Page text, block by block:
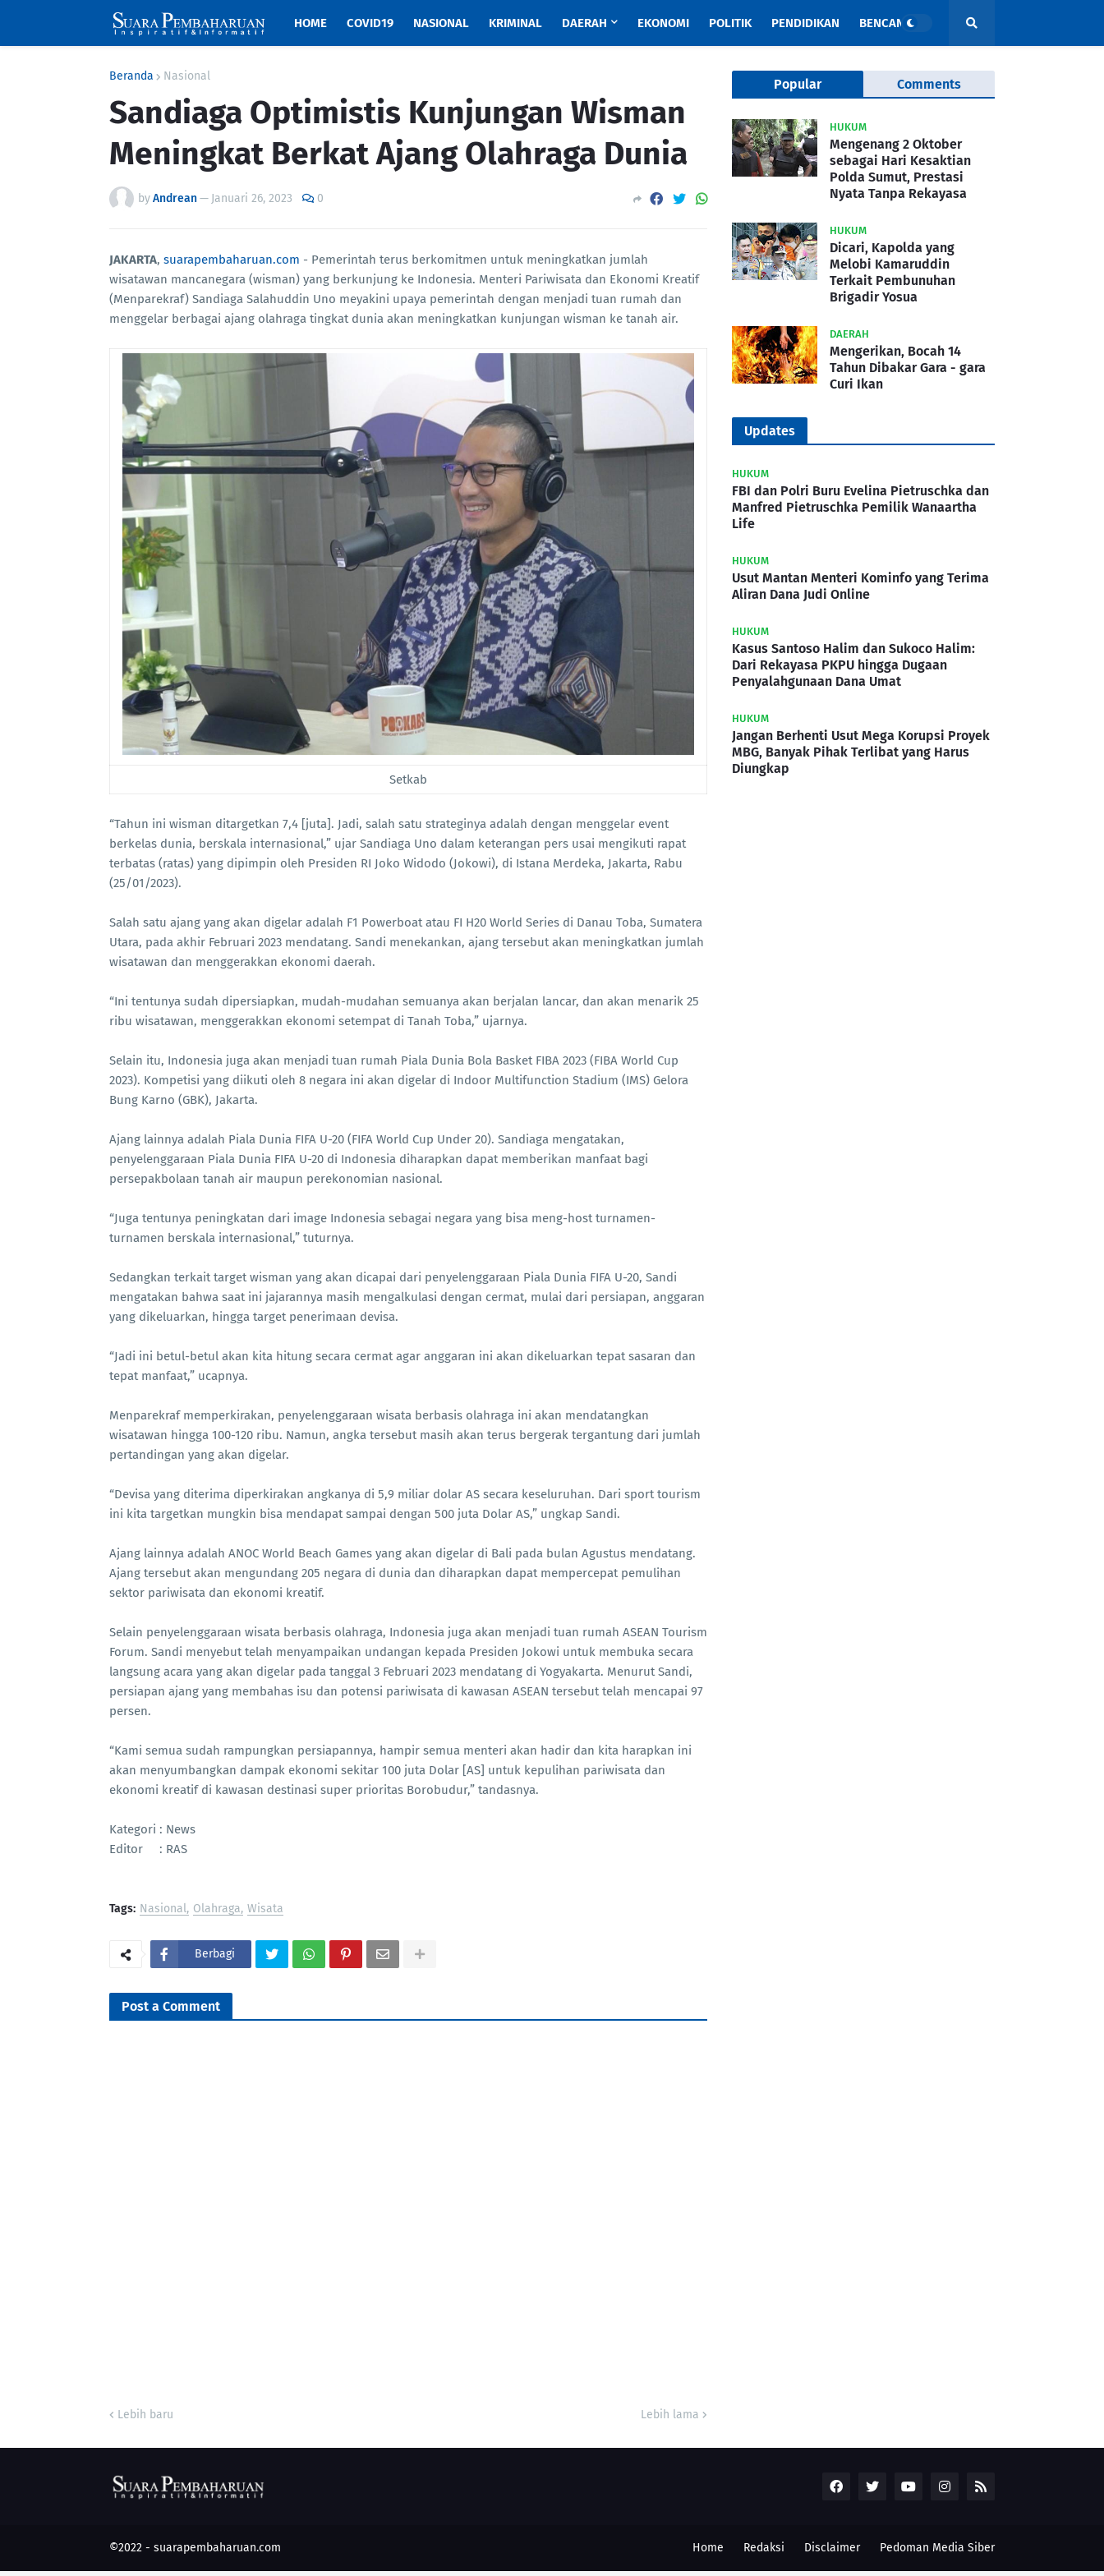
HOME COVID19 NASIONAL KRIMINAL DAERAH EKONOMI POLITIK PENDIDIKAN BENCANA
Beranda Nasional
Sandiaga Optimistis Kunjungan Wisman
Meningkat Berkat Ajang Olahraga Dunia
byAndrean— Januari 26, 2023 0
JAKARTA, suarapembaharuan.com - Pemerintah terus berkomitmen untuk meningkatkan jumlah
wisatawan mancanegara (wisman) yang berkunjung ke Indonesia. Menteri Pariwisata dan Ekonomi Kreatif
(Menparekraf) Sandiaga Salahuddin Uno meyakini upaya pemerintah dengan menjadi tuan rumah dan
menggelar berbagai ajang olahraga tingkat dunia akan meningkatkan kunjungan wisman ke tanah air.
Setkab
“Tahun ini wisman ditargetkan 7,4 [juta]. Jadi, salah satu strateginya adalah dengan menggelar event
berkelas dunia, berskala internasional,” ujar Sandiaga Uno dalam keterangan pers usai mengikuti rapat
terbatas (ratas) yang dipimpin oleh Presiden RI Joko Widodo (Jokowi), di Istana Merdeka, Jakarta, Rabu
(25/01/2023).
Salah satu ajang yang akan digelar adalah F1 Powerboat atau FI H20 World Series di Danau Toba, Sumatera
Utara, pada akhir Februari 2023 mendatang. Sandi menekankan, ajang tersebut akan meningkatkan jumlah
wisatawan dan menggerakkan ekonomi daerah.
“Ini tentunya sudah dipersiapkan, mudah-mudahan semuanya akan berjalan lancar, dan akan menarik 25
ribu wisatawan, menggerakkan ekonomi setempat di Tanah Toba,” ujarnya.
Selain itu, Indonesia juga akan menjadi tuan rumah Piala Dunia Bola Basket FIBA 2023 (FIBA World Cup
2023). Kompetisi yang diikuti oleh 8 negara ini akan digelar di Indoor Multifunction Stadium (IMS) Gelora
Bung Karno (GBK), Jakarta.
Ajang lainnya adalah Piala Dunia FIFA U-20 (FIFA World Cup Under 20). Sandiaga mengatakan,
penyelenggaraan Piala Dunia FIFA U-20 di Indonesia diharapkan dapat memberikan manfaat bagi
persepakbolaan tanah air maupun perekonomian nasional.
“Juga tentunya peningkatan dari image Indonesia sebagai negara yang bisa meng-host turnamen-
turnamen berskala internasional,” tuturnya.
Sedangkan terkait target wisman yang akan dicapai dari penyelenggaraan Piala Dunia FIFA U-20, Sandi
mengatakan bahwa saat ini jajarannya masih mengalkulasi dengan cermat, mulai dari persiapan, anggaran
yang dikeluarkan, hingga target penerimaan devisa.
“Jadi ini betul-betul akan kita hitung secara cermat agar anggaran ini akan dikeluarkan tepat sasaran dan
tepat manfaat,” ucapnya.
Menparekraf memperkirakan, penyelenggaraan wisata berbasis olahraga ini akan mendatangkan
wisatawan hingga 100-120 ribu. Namun, angka tersebut masih akan terus bergerak tergantung dari jumlah
pertandingan yang akan digelar.
“Devisa yang diterima diperkirakan angkanya di 5,9 miliar dolar AS secara keseluruhan. Dari sport tourism
ini kita targetkan mungkin bisa mendapat sampai dengan 500 juta Dolar AS,” ungkap Sandi.
Ajang lainnya adalah ANOC World Beach Games yang akan digelar di Bali pada bulan Agustus mendatang.
Ajang tersebut akan mengundang 205 negara di dunia dan diharapkan dapat mempercepat pemulihan
sektor pariwisata dan ekonomi kreatif.
Selain penyelenggaraan wisata berbasis olahraga, Indonesia juga akan menjadi tuan rumah ASEAN Tourism
Forum. Sandi menyebut telah menyampaikan undangan kepada Presiden Jokowi untuk membuka secara
langsung acara yang akan digelar pada tanggal 3 Februari 2023 mendatang di Yogyakarta. Menurut Sandi,
persiapan ajang yang membahas isu dan potensi pariwisata di kawasan ASEAN tersebut telah mencapai 97
persen.
“Kami semua sudah rampungkan persiapannya, hampir semua menteri akan hadir dan kita harapkan ini
akan menyumbangkan dampak ekonomi sekitar 100 juta Dolar [AS] untuk kepulihan pariwisata dan
ekonomi kreatif di kawasan destinasi super prioritas Borobudur,” tandasnya.
Kategori : News
Editor : RAS
Tags: Nasional Olahraga Wisata
Berbagi
Post a Comment
Lebih baru Lebih lama
Popular Comments
HUKUM
Mengenang 2 Oktober
sebagai Hari Kesaktian
Polda Sumut, Prestasi
Nyata Tanpa Rekayasa
HUKUM
Dicari, Kapolda yang
Melobi Kamaruddin
Terkait Pembunuhan
Brigadir Yosua
DAERAH
Mengerikan, Bocah 14
Tahun Dibakar Gara - gara
Curi Ikan
Updates
HUKUM
FBI dan Polri Buru Evelina Pietruschka dan
Manfred Pietruschka Pemilik Wanaartha
Life
HUKUM
Usut Mantan Menteri Kominfo yang Terima
Aliran Dana Judi Online
HUKUM
Kasus Santoso Halim dan Sukoco Halim:
Dari Rekayasa PKPU hingga Dugaan
Penyalahgunaan Dana Umat
HUKUM
Jangan Berhenti Usut Mega Korupsi Proyek
MBG, Banyak Pihak Terlibat yang Harus
Diungkap
©2022 - suarapembaharuan.com Home Redaksi Disclaimer Pedoman Media Siber